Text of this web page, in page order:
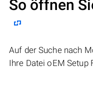
So öffnen
Auf der Suche nach
Ihre Datei oEM Setup